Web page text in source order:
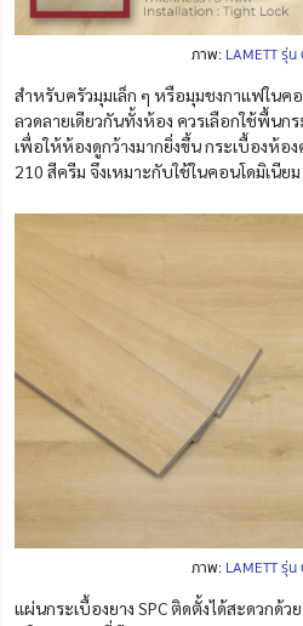
ภาพ: LAMETT รุ่
สำหรับครัวมุมเล็ก ๆ หรือมุมชงกาแฟในค
ลวดลายเดียวกันทั้งห้อง ควรเลือกใช้พื้นก
เพื่อให้ห้องดูกว้างมากยิ่งขึ้น กระเบื้องห้อง
210 สีครีม จึงเหมาะกับใช้ในคอนโดมิเนียม
ภาพ: LAMETT รุ่
แผ่นกระเบื้องยาง SPC ติดตั้งได้สะดวกด้